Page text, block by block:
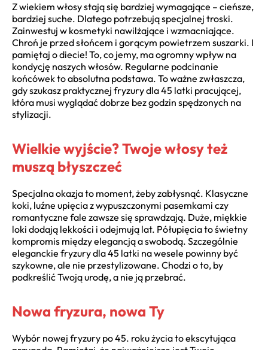
Z wiekiem włosy stają się bardziej wymagające – cieńsze,
bardziej suche. Dlatego potrzebują specjalnej troski.
Zainwestuj w kosmetyki nawilżające i wzmacniające.
Chroń je przed słońcem i gorącym powietrzem suszarki. I
pamiętaj o diecie! To, co jemy, ma ogromny wpływ na
kondycję naszych włosów. Regularne podcinanie
końcówek to absolutna podstawa. To ważne zwłaszcza,
gdy szukasz praktycznej fryzury dla 45 latki pracującej,
która musi wyglądać dobrze bez godzin spędzonych na
stylizacji.
Wielkie wyjście? Twoje włosy też
muszą błyszczeć
Specjalna okazja to moment, żeby zabłysnąć. Klasyczne
koki, luźne upięcia z wypuszczonymi pasemkami czy
romantyczne fale zawsze się sprawdzają. Duże, miękkie
loki dodają lekkości i odejmują lat. Półupięcia to świetny
kompromis między elegancją a swobodą. Szczególnie
eleganckie fryzury dla 45 latki na wesele powinny być
szykowne, ale nie przestylizowane. Chodzi o to, by
podkreślić Twoją urodę, a nie ją przebrać.
Nowa fryzura, nowa Ty
Wybór nowej fryzury po 45. roku życia to ekscytująca